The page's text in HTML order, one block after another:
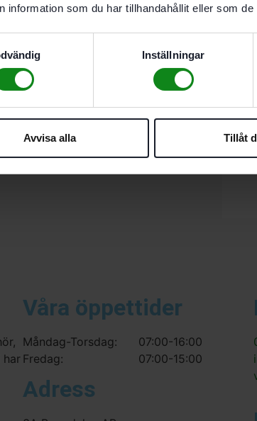
information som du har tillhandahållit eller som
Inställningar
Avvisa alla Tillåt
har
Våra öppettider
Måndag-Torsdag:
Fredag:
07:00-16:00
07:00-15:00
Adress